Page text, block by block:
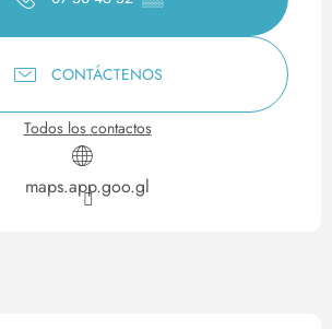
CONTÁCTENOS
Todos los contactos
maps.app.goo.gl